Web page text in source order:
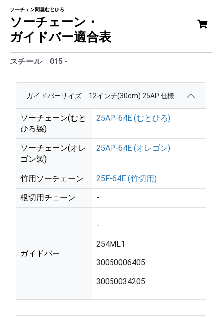
ソーチェン問屋むとひろ
ソーチェーン・
ガイドバー適合表
スチール 015 -
ガイドバーサイズ 12インチ(30cm) 25AP 仕様
ソーチェーン(むと
ひろ製)
25AP-64E (むとひろ)
ソーチェーン(オレ
ゴン製)
25AP-64E (オレゴン)
竹用ソーチェーン 25F-64E (竹切用)
根切用チェーン -
ガイドバー
-
254ML1
30050006405
30050034205